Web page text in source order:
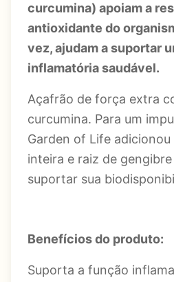
curcumina) apoiam a
antioxidante do
vez, ajudam a suportar
inflamatória saudável.
Açafrão de força extra
curcumina. Para um
Garden of Life
inteira e raiz de
suportar sua
Benefícios do produto:
Suporta a função